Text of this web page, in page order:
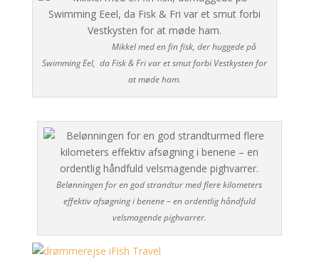
Mikkel med en fin fisk, der huggede på
Swimming Eel, da Fisk & Fri var et smut forbi Vestkysten for
at møde ham.
Belønningen for en god strandtur med flere kilometers
effektiv afsøgning i benene – en ordentlig håndfuld
velsmagende pighvarrer.